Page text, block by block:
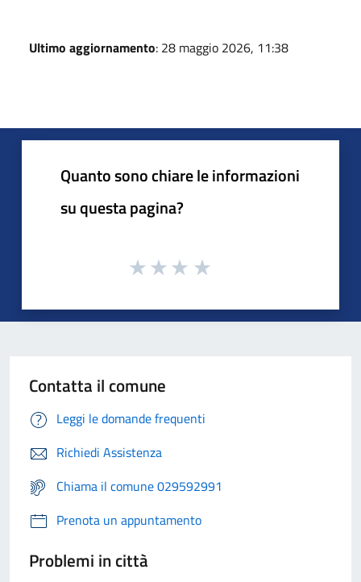
Ultimo aggiornamento: 28 maggio 2026, 11:38
Quanto sono chiare le informazioni
su questa pagina?
Contatta il comune
Leggi le domande frequenti
Richiedi Assistenza
Chiama il comune 029592991
Prenota un appuntamento
Problemi in città